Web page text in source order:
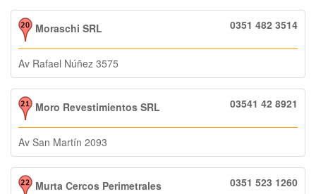
Moraschi SRL 0351 482 3514
Av Rafael Núñez 3575
Moro Revestimientos SRL 03541 42 8921
Av San Martín 2093
Murta Cercos Perimetrales 0351 523 1260